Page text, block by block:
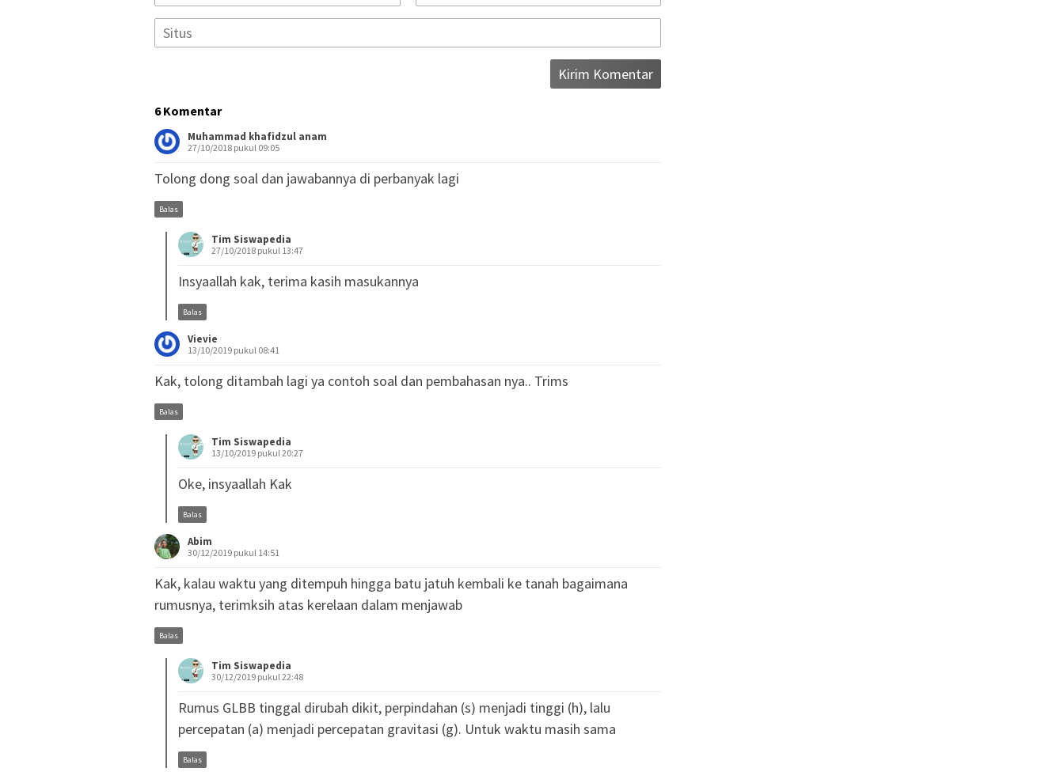
6 Komentar
Muhammad khafidzul anam
27/10/2018 pukul 09:05
Tolong dong soal dan jawabannya di perbanyak lagi
Balas
Tim Siswapedia
27/10/2018 pukul 13:47
Insyaallah kak, terima kasih masukannya
Balas
Vievie
13/10/2019 pukul 08:41
Kak, tolong ditambah lagi ya contoh soal dan pembahasan nya.. Trims
Balas
Tim Siswapedia
13/10/2019 pukul 20:27
Oke, insyaallah Kak
Balas
Abim
30/12/2019 pukul 14:51
Kak, kalau waktu yang ditempuh hingga batu jatuh kembali ke tanah bagaimana
rumusnya, terimksih atas kerelaan dalam menjawab
Balas
Tim Siswapedia
30/12/2019 pukul 22:48
Rumus GLBB tinggal dirubah dikit, perpindahan (s) menjadi tinggi (h), lalu
percepatan (a) menjadi percepatan gravitasi (g). Untuk waktu masih sama
Balas